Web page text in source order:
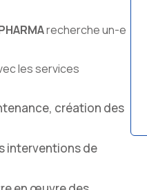
recherche un-e
les services
création des
interventions de